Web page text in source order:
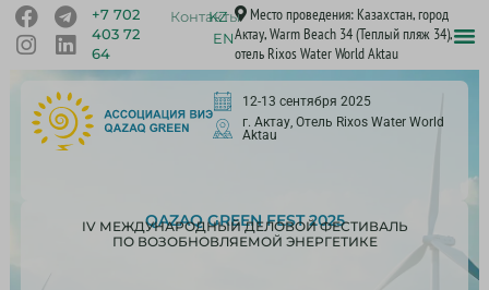
Место проведения: Казахстан, город
Актау, Warm Beach 34 (Теплый пляж 34),
отель Rixos Water World Aktau
+7 702
403 72
64
Контакты
KZ
EN
12-13 сентября 2025
г. Актау, Отель Rixos Water World
Aktau
QAZAQ GREEN FEST 2025
IV МЕЖДУНАРОДНЫЙ ДЕЛОВОЙ ФЕСТИВАЛЬ
ПО ВОЗОБНОВЛЯЕМОЙ ЭНЕРГЕТИКЕ